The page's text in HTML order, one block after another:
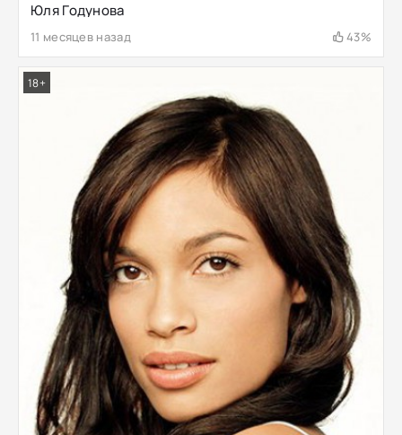
Юля Годунова
11 месяцев назад 43%
18+